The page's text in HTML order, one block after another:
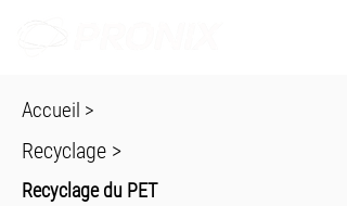
Accueil >
Recyclage >
Recyclage du PET